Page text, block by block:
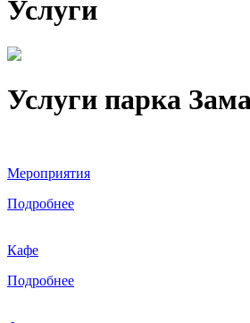
Услуги
Услуги парка
Мероприятия
Подробнее
Кафе
Подробнее